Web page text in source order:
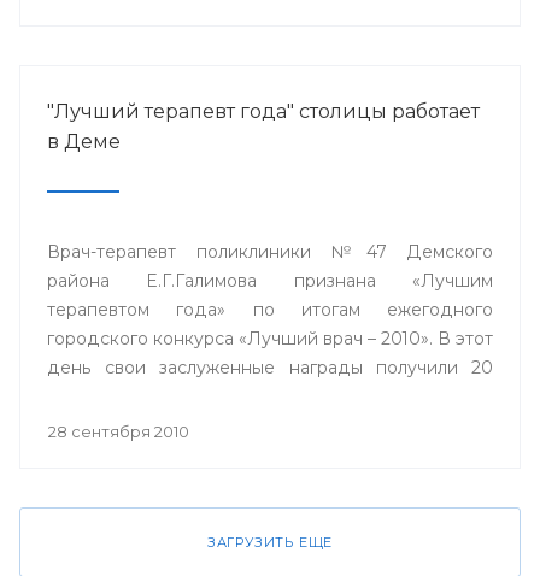
"Лучший терапевт года" столицы работает
в Деме
Врач-терапевт поликлиники №47 Демского
района Е.Г.Галимова признана «Лучшим
терапевтом года» по итогам ежегодного
городского конкурса «Лучший врач – 2010». В этот
день свои заслуженные награды получили 20
конкурса, проходящего в столице вот уже в
28 сентября 2010
ЗАГРУЗИТЬ ЕЩЕ